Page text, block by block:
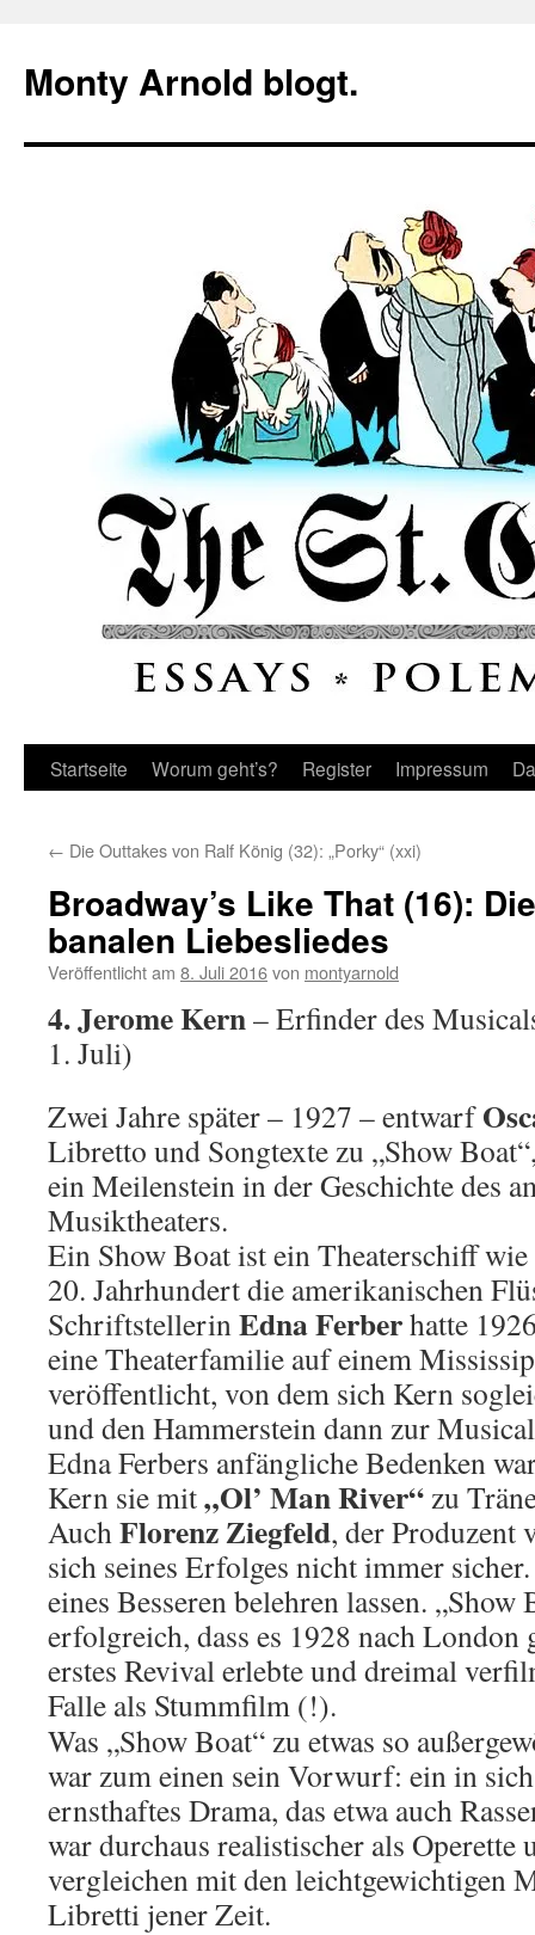
springen
Monty Arnold blogt.
Startseite Worum geht’s? Register Impressum
← Die Outtakes von Ralf König (32): „Porky“ (xxi)
Broadway’s Like That (16):
banalen Liebesliedes
Veröffentlicht am 8. Juli 2016von montyarnold
4. Jerome Kern– Erfinder des
1. Juli)
Zwei Jahre später – 1927 – entwarf
Libretto und Songtexte zu „Show
ein Meilenstein in der Geschichte des
Musiktheaters.
Ein Show Boat ist ein Theaterschiff
20. Jahrhundert die amerikanischen
SchriftstellerinEdna Ferberhatte
eine Theaterfamilie auf einem
veröffentlicht, von dem sich Kern
und den Hammerstein dann zur
Edna Ferbers anfängliche Bedenken
Kern sie mit„Ol’ Man River“zu
AuchFlorenz Ziegfeld, der Produzent
sich seines Erfolges nicht immer
eines Besseren belehren lassen. „Show
erfolgreich, dass es 1928 nach London
erstes Revival erlebte und dreimal
Falle als Stummfilm (!).
Was „Show Boat“ zu etwas so
war zum einen sein Vorwurf: ein in sich
ernsthaftes Drama, das etwa auch
war durchaus realistischer als Operette
vergleichen mit den leichtgewichtigen
Libretti jener Zeit.